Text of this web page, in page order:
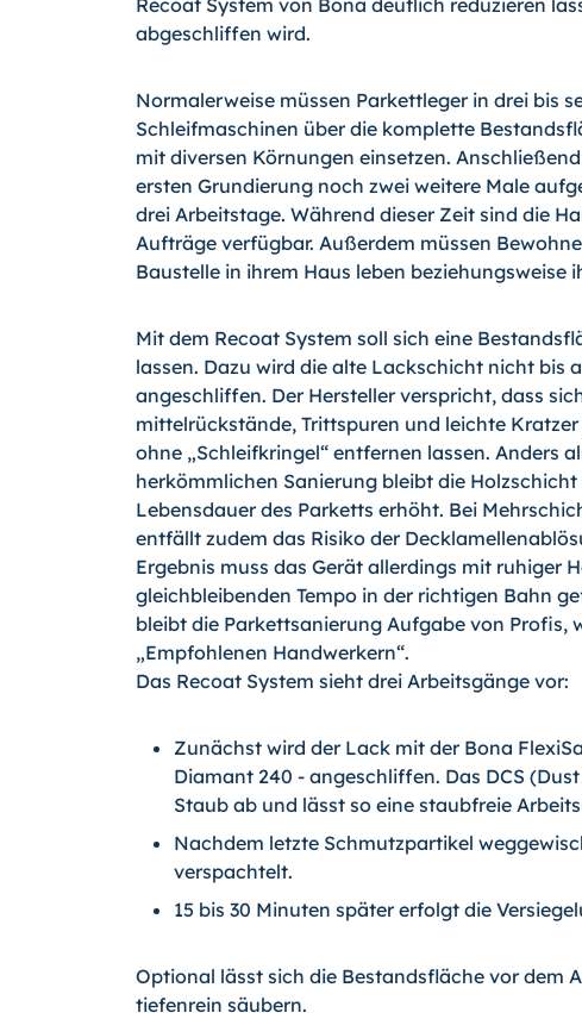
Recoat System von Bona deutlich reduzieren
abgeschliffen wird.
Normalerweise müssen Parkettleger in drei bis
Schleifmaschinen über die komplette
mit diversen Körnungen einsetzen.
ersten Grundierung noch zwei weitere Male
drei Arbeitstage. Während dieser Zeit sind die
Aufträge verfügbar. Außerdem müssen
Baustelle in ihrem Haus leben beziehungsweise
Mit dem Recoat System soll sich eine
lassen. Dazu wird die alte Lackschicht nicht bis
angeschliffen. Der Hersteller verspricht, dass
mittelrückstände, Trittspuren und leichte
ohne „Schleifkringel“ entfernen lassen. Anders
herkömmlichen Sanierung bleibt die
Lebensdauer des Parketts erhöht. Bei
entfällt zudem das Risiko der
Ergebnis muss das Gerät allerdings mit ruhiger
gleichbleibenden Tempo in der richtigen Bahn
bleibt die Parkettsanie­rung Aufgabe von Profis,
„Empfohlenen Hand­werkern“.
Das Recoat System sieht drei Arbeitsgänge vor:
Zunächst wird der Lack mit der Bona
Diamant 240 - angeschliffen. Das DCS
Staub ab und lässt so eine staubfreie
Nachdem letzte Schmutzpartikel
verspachtelt.
15 bis 30 Minuten später erfolgt die
Optional lässt sich die Bestandsfläche vor dem
tiefenrein säubern.